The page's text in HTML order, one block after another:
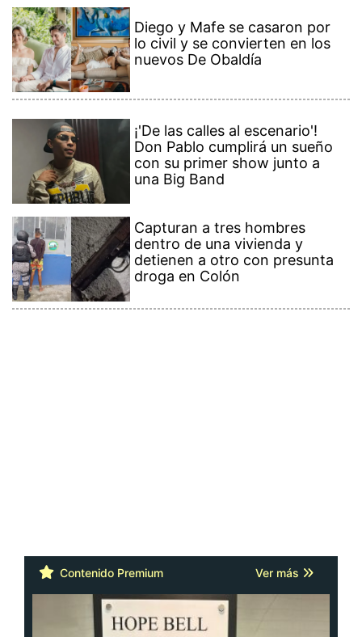
Diego y Mafe se casaron por
lo civil y se convierten en los
nuevos De Obaldía
¡'De las calles al escenario'!
Don Pablo cumplirá un sueño
con su primer show junto a
una Big Band
Capturan a tres hombres
dentro de una vivienda y
detienen a otro con presunta
droga en Colón
Contenido Premium Ver más